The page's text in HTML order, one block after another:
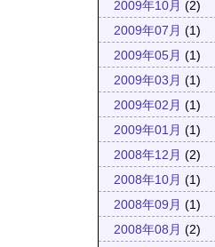
2009年10月 (2)
2009年07月 (1)
2009年05月 (1)
2009年03月 (1)
2009年02月 (1)
2009年01月 (1)
2008年12月 (2)
2008年10月 (1)
2008年09月 (1)
2008年08月 (2)